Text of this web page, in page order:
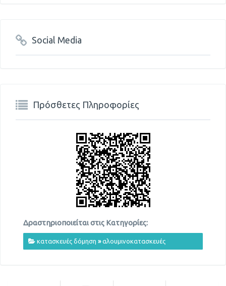
Social Media
Πρόσθετες Πληροφορίες
Δραστηριοποιείται στις Κατηγορίες:
κατασκευές δόμηση »αλουμινοκατασκευές